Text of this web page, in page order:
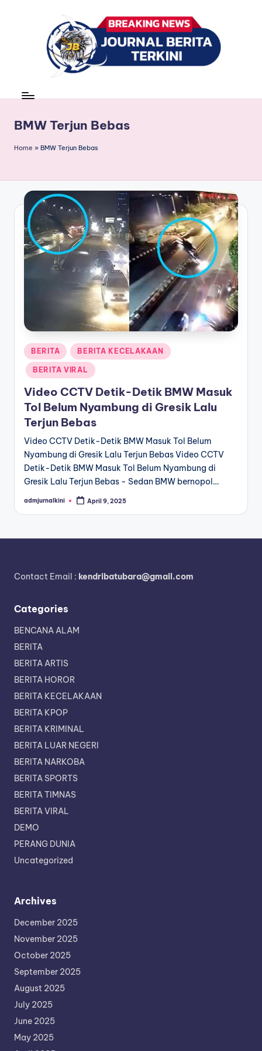
r
n
l
B
e
ri
t
a
e
k
n
news
BMW Terjun Bebas
Home » BMW Terjun Bebas
Posted
in
BERITA BERITA KECELAKAAN
BERITA VIRAL
Video CCTV Detik-Detik BMW Masuk
Tol Belum Nyambung di Gresik Lalu
Terjun Bebas
Video CCTV Detik-Detik BMW Masuk Tol Belum
Nyambung di Gresik Lalu Terjun Bebas Video CCTV
Detik-Detik BMW Masuk Tol Belum Nyambung di
Gresik Lalu Terjun Bebas - Sedan BMW bernopol…
Posted
admjurnalkini April 9, 2025
Contact Email : kendribatubara@gmail.com
Categories
BENCANA ALAM
BERITA
BERITA ARTIS
BERITA HOROR
BERITA KECELAKAAN
BERITA KPOP
BERITA KRIMINAL
BERITA LUAR NEGERI
BERITA NARKOBA
BERITA SPORTS
BERITA TIMNAS
BERITA VIRAL
DEMO
PERANG DUNIA
Uncategorized
Archives
December 2025
November 2025
October 2025
September 2025
August 2025
July 2025
June 2025
May 2025